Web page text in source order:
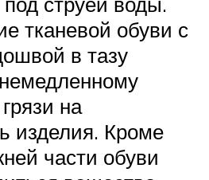
тканевой обуви с
в тазу
на
изделия. Кроме
части обуви